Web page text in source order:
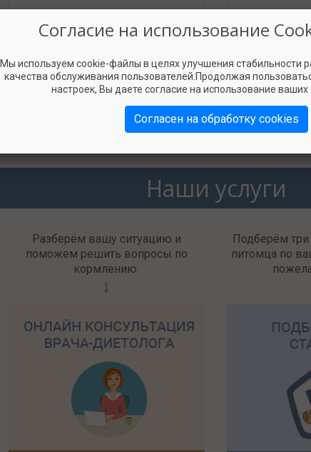
Класс КПП
Наши услуги
Разберём вашу ситуацию и
поможем решить вопросы по
кормлению.
Подберём три
питомца по
Согласие на использование
Мы используем cookie-файлы в целях улучшения стабильности
качества обслуживания пользователей.Продолжая
настроек, Вы даете согласие на использование
Согласен на обработку cookies